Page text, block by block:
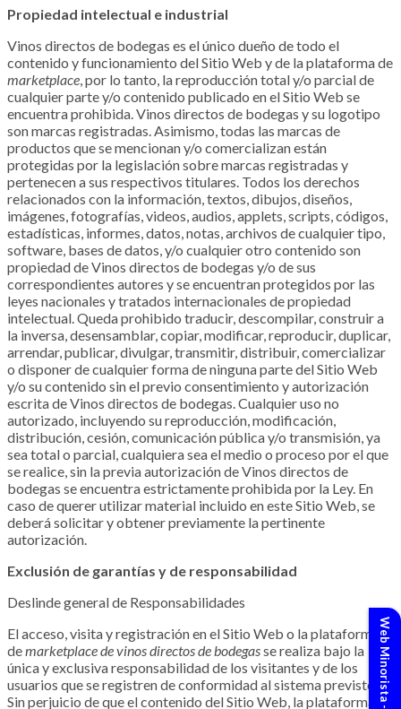
Propiedad intelectual e industrial
Vinos directos de bodegas es el único dueño de todo el
contenido y funcionamiento del Sitio Web y de la plataforma de
marketplace, por lo tanto, la reproducción total y/o parcial de
cualquier parte y/o contenido publicado en el Sitio Web se
encuentra prohibida. Vinos directos de bodegas y su logotipo
son marcas registradas. Asimismo, todas las marcas de
productos que se mencionan y/o comercializan están
protegidas por la legislación sobre marcas registradas y
pertenecen a sus respectivos titulares. Todos los derechos
relacionados con la información, textos, dibujos, diseños,
imágenes, fotografías, videos, audios, applets, scripts, códigos,
estadísticas, informes, datos, notas, archivos de cualquier tipo,
software, bases de datos, y/o cualquier otro contenido son
propiedad de Vinos directos de bodegas y/o de sus
correspondientes autores y se encuentran protegidos por las
leyes nacionales y tratados internacionales de propiedad
intelectual. Queda prohibido traducir, descompilar, construir a
la inversa, desensamblar, copiar, modificar, reproducir, duplicar,
arrendar, publicar, divulgar, transmitir, distribuir, comercializar
o disponer de cualquier forma de ninguna parte del Sitio Web
y/o su contenido sin el previo consentimiento y autorización
escrita de Vinos directos de bodegas. Cualquier uso no
autorizado, incluyendo su reproducción, modificación,
distribución, cesión, comunicación pública y/o transmisión, ya
sea total o parcial, cualquiera sea el medio o proceso por el que
se realice, sin la previa autorización de Vinos directos de
bodegas se encuentra estrictamente prohibida por la Ley. En
caso de querer utilizar material incluido en este Sitio Web, se
deberá solicitar y obtener previamente la pertinente
autorización.
Exclusión de garantías y de responsabilidad
Deslinde general de Responsabilidades
El acceso, visita y registración en el Sitio Web o la plataforma
demarketplace de vinos directos de bodegasse realiza bajo la
única y exclusiva responsabilidad de los visitantes y de los
usuarios que se registren de conformidad al sistema previsto.
Sin perjuicio de que el contenido del Sitio Web, la plataforma de